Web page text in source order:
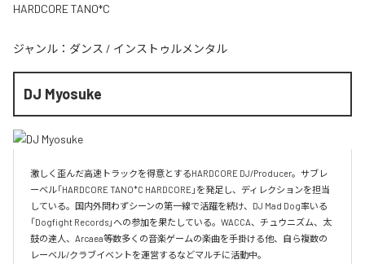
HARDCORE TANO*C
ジャンル： ダンス / インストゥルメンタル
DJ Myosuke
激しく歪んだ高速トラックを得意とするHARDCORE DJ/Producer。サブレ
ーベル「HARDCORE TANO*C HARDCORE」を発足し、ディレクションを担当
している。国内外問わずシーンの第一線で活躍を続け、DJ Mad Dog率いる
「Dogfight Records」への参加を果たしている。WACCA、チュウニズム、太
鼓の達人、Arcaea等数多くの音楽ゲームの楽曲を手掛ける他、自ら複数の
レーベル/クラブイベントを運営するなどマルチに活動中。